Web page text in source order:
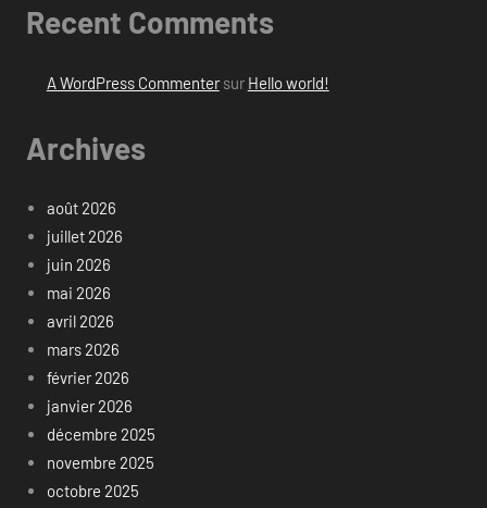
Recent Comments
A WordPress Commentersur Hello world!
Archives
août 2026
juillet 2026
juin 2026
mai 2026
avril 2026
mars 2026
février 2026
janvier 2026
décembre 2025
novembre 2025
octobre 2025